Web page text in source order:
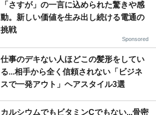
「さすが」の一言に込められた驚きや感
動。新しい価値を生み出し続ける電通の
挑戦
Sponsored
仕事のデキない人ほどこの髪形をしてい
る...相手から全く信頼されない「ビジネ
スで一発アウト」ヘアスタイル3選
カルシウムでもビタミンCでもない...骨密